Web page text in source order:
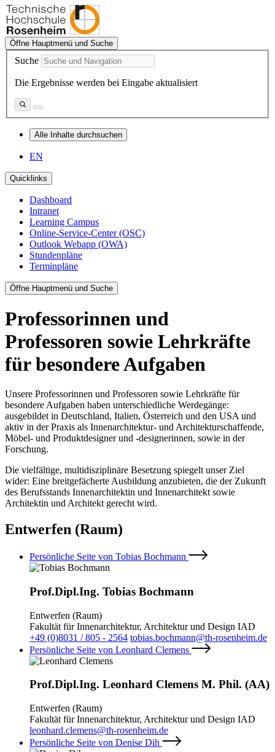
Öffne Hauptmenü und Suche
Suche
Die Ergebnisse werden bei Eingabe aktualisiert
Alle Inhalte durchsuchen
EN
Quicklinks
Dashboard
Intranet
Learning Campus
Online-Service-Center (OSC)
Outlook Webapp (OWA)
Stundenpläne
Terminpläne
Öffne Hauptmenü und Suche
Professorinnen und
Professoren sowie Lehrkräfte
für besondere Aufgaben
Unsere Professorinnen und Professoren sowie Lehrkräfte für
besondere Aufgaben haben unterschiedliche Werdegänge:
ausgebildet in Deutschland, Italien, Österreich und den USA und
aktiv in der Praxis als Innenarchitektur- und Architekturschaffende,
Möbel- und Produktdesigner und -designerinnen, sowie in der
Forschung.
Die vielfältige, multidisziplinäre Besetzung spiegelt unser Ziel
wider: Eine breitgefächerte Ausbildung anzubieten, die der Zukunft
des Berufsstands Innenarchitektin und Innenarchitekt sowie
Architektin und Architekt gerecht wird.
Entwerfen (Raum)
Persönliche Seite von Tobias Bochmann
Prof.Dipl.Ing. Tobias Bochmann
Entwerfen (Raum)
Fakultät für Innenarchitektur, Architektur und Design IAD
+49 (0)8031 / 805 - 2564 tobias.bochmann@th-rosenheim.de
Persönliche Seite von Leonhard Clemens
Prof.Dipl.Ing. Leonhard Clemens M. Phil. (AA)
Entwerfen (Raum)
Fakultät für Innenarchitektur, Architektur und Design IAD
leonhard.clemens@th-rosenheim.de
Persönliche Seite von Denise Dih